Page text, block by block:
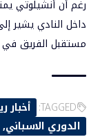
رغم أن أنشيلوتي
داخل النادي يشير
مستقبل الفريق في
TAGGED: أخبار
الدوري الاسباني